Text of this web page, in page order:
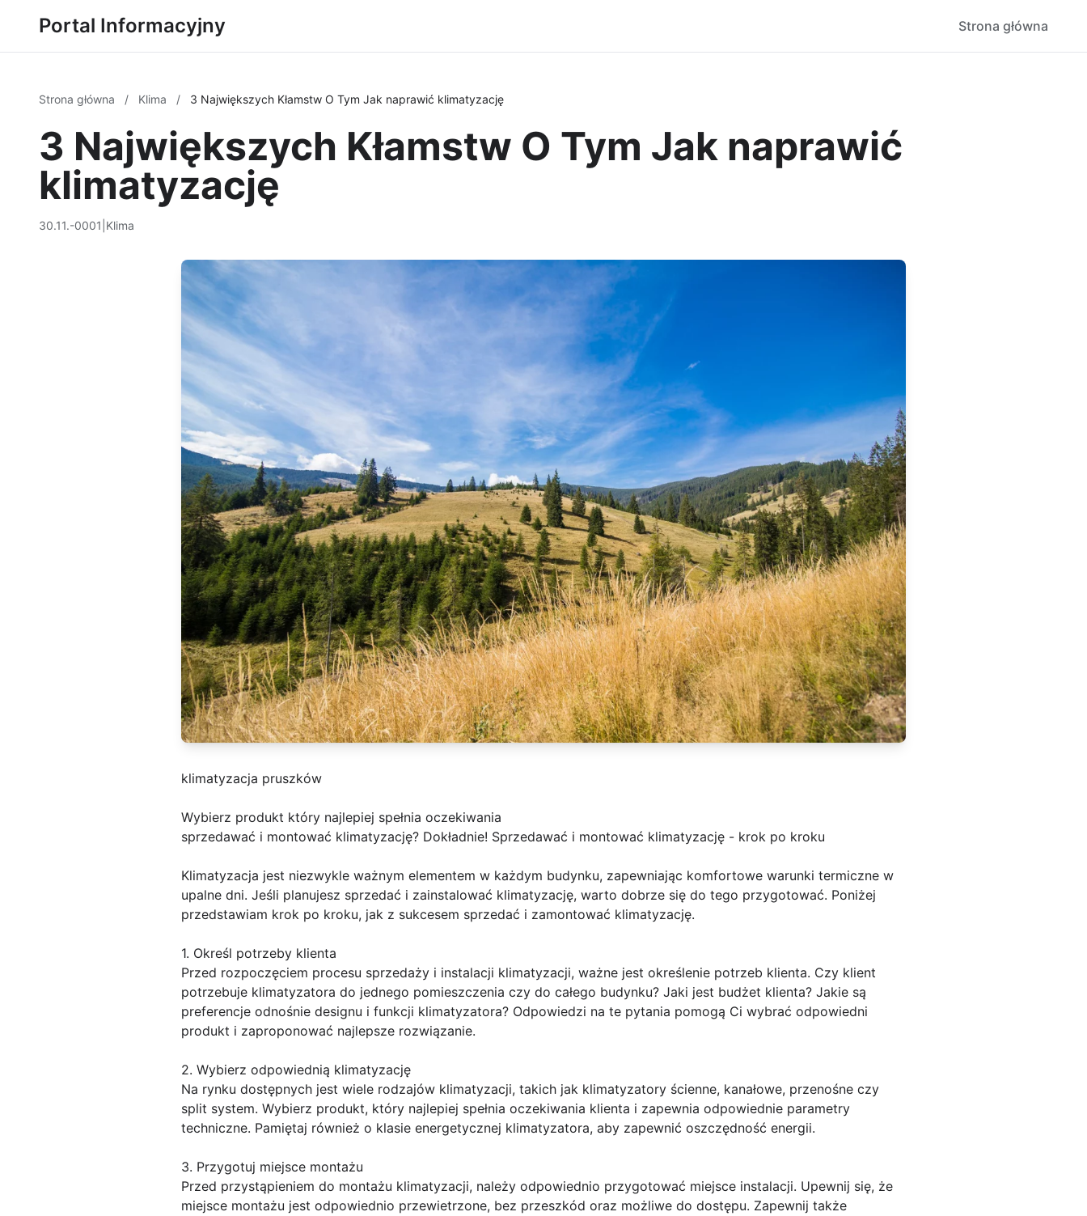
Portal Informacyjny Strona główna
Strona główna / Klima / 3 Największych Kłamstw O Tym Jak naprawić klimatyzację
3 Największych Kłamstw O Tym Jak naprawić
klimatyzację
30.11.-0001 Klima
klimatyzacja pruszków
Wybierz produkt który najlepiej spełnia oczekiwania
sprzedawać i montować klimatyzację? Dokładnie! Sprzedawać i montować klimatyzację - krok po kroku
Klimatyzacja jest niezwykle ważnym elementem w każdym budynku, zapewniając komfortowe warunki termiczne w
upalne dni. Jeśli planujesz sprzedać i zainstalować klimatyzację, warto dobrze się do tego przygotować. Poniżej
przedstawiam krok po kroku, jak z sukcesem sprzedać i zamontować klimatyzację.
1. Określ potrzeby klienta
Przed rozpoczęciem procesu sprzedaży i instalacji klimatyzacji, ważne jest określenie potrzeb klienta. Czy klient
potrzebuje klimatyzatora do jednego pomieszczenia czy do całego budynku? Jaki jest budżet klienta? Jakie są
preferencje odnośnie designu i funkcji klimatyzatora? Odpowiedzi na te pytania pomogą Ci wybrać odpowiedni
produkt i zaproponować najlepsze rozwiązanie.
2. Wybierz odpowiednią klimatyzację
Na rynku dostępnych jest wiele rodzajów klimatyzacji, takich jak klimatyzatory ścienne, kanałowe, przenośne czy
split system. Wybierz produkt, który najlepiej spełnia oczekiwania klienta i zapewnia odpowiednie parametry
techniczne. Pamiętaj również o klasie energetycznej klimatyzatora, aby zapewnić oszczędność energii.
3. Przygotuj miejsce montażu
Przed przystąpieniem do montażu klimatyzacji, należy odpowiednio przygotować miejsce instalacji. Upewnij się, że
miejsce montażu jest odpowiednio przewietrzone, bez przeszkód oraz możliwe do dostępu. Zapewnij także